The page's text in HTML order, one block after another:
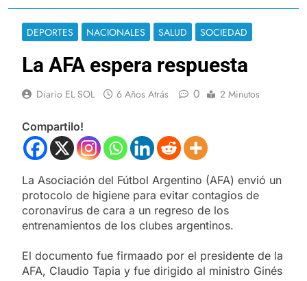
DEPORTES NACIONALES SALUD SOCIEDAD
La AFA espera respuesta
Diario EL SOL 6 Años Atrás 0 2 Minutos
Compartilo!
La Asociación del Fútbol Argentino (AFA) envió un
protocolo de higiene para evitar contagios de
coronavirus de cara a un regreso de los
entrenamientos de los clubes argentinos.
El documento fue firmaado por el presidente de la
AFA, Claudio Tapia y fue dirigido al ministro Ginés